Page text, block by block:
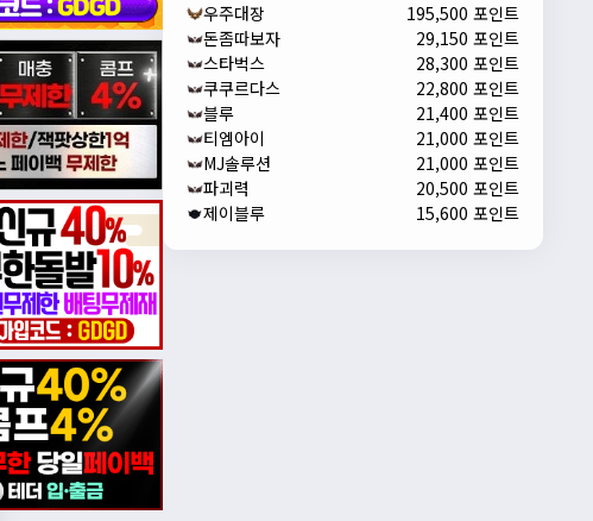
우주대장
195,500 포인트
돈좀따보자
29,150 포인트
스타벅스
28,300 포인트
쿠쿠르다스
22,800 포인트
블루
21,400 포인트
티엠아이
21,000 포인트
MJ솔루션
21,000 포인트
파괴력
20,500 포인트
제이블루
15,600 포인트